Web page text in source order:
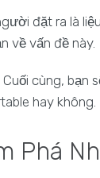
đặt ra là
về vấn đề này.
Cuối cùng, bạn
hay không.
Phá